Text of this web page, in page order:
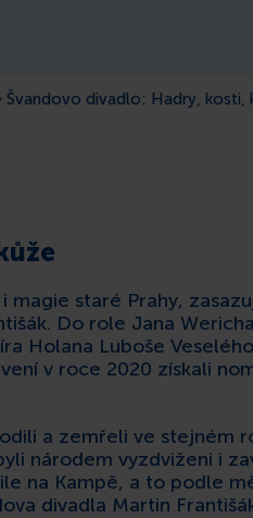
Švandovo divadlo: Hadry, kosti,
magie staré Prahy,
Do role Jana Wericha
Holana Luboše
v roce 2020 získali
a zemřeli ve stejném
národem vyzdviženi i
na Kampě, a to podle
divadla Martin